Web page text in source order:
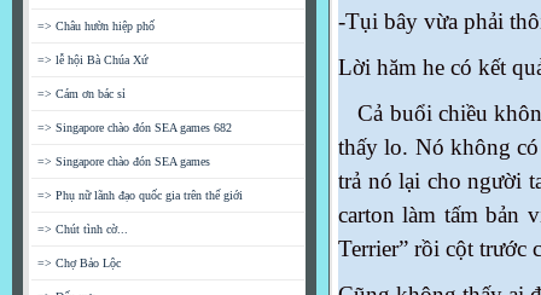
=> Châu hườn hiệp phố
=> lễ hội Bà Chúa Xứ
=> Cám ơn bác sỉ
=> Singapore chào đón SEA games 682
=> Singapore chào đón SEA games
=> Phụ nữ lãnh đạo quốc gia trên thế giới
=> Chút tình cờ...
=> Chợ Bảo Lộc
-Tụi bây vừa phải
Lời hăm he có kết
Cả buổi chiều
thấy lo. Nó không
trả nó lại cho người
carton làm tấm bản
Terrier” rồi cột trước